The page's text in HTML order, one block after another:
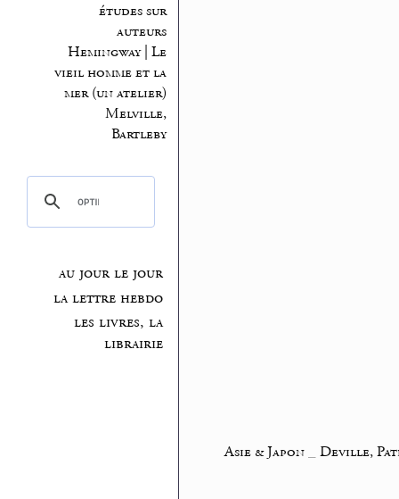
études sur
auteurs
Hemingway | Le
vieil homme et la
mer (un atelier)
Melville,
Bartleby
au jour le jour
la lettre hebdo
les livres, la
librairie
Asie & Japon_ Deville,